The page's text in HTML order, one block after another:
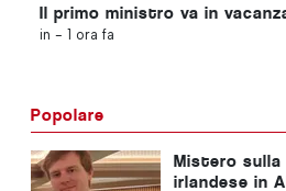
Il primo ministro va in
in - 1 ora fa
Popolare
Mistero
irlandese in